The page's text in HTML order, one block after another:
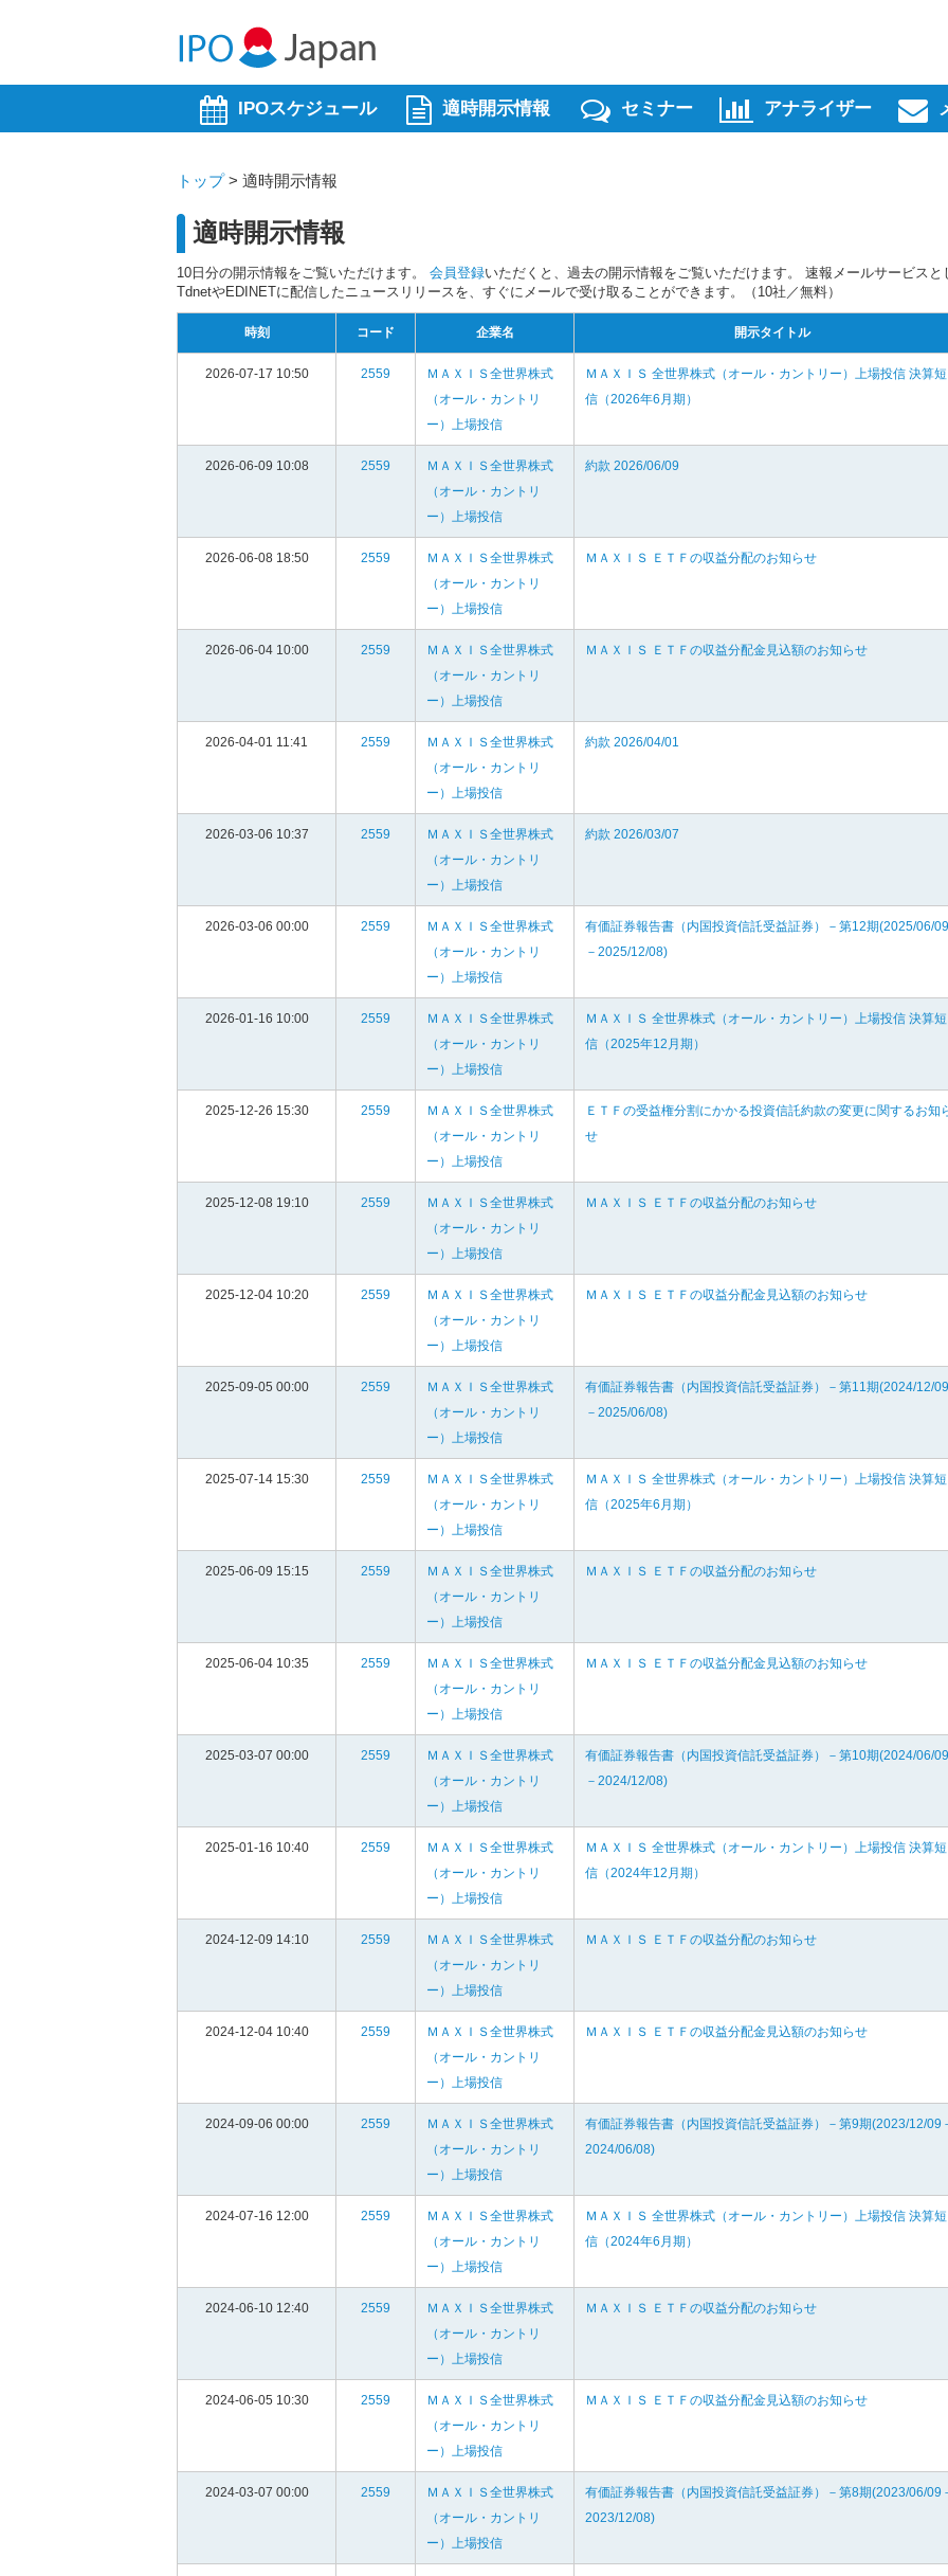
IPOスケジュール 適時開示情報 セミナー アナライザー
トップ> 適時開示情報
適時開示情報
10日分の開示情報をご覧いただけます。 会員登録いただくと、過去の開示情報をご覧いただけます。 速報メールサービスと
TdnetやEDINETに配信したニュースリリースを、すぐにメールで受け取ることができます。（10社／無料）
時刻 コード 企業名 開示タイトル
2026-07-17 10:50 2559
ＭＡＸＩＳ全世界株式
（オール・カントリ
ー）上場投信
ＭＡＸＩＳ 全世界株式（オール・カントリー）上場投信 決算短
信（2026年6月期）
2026-06-09 10:08 2559
ＭＡＸＩＳ全世界株式
（オール・カントリ
ー）上場投信
約款 2026/06/09
2026-06-08 18:50 2559
ＭＡＸＩＳ全世界株式
（オール・カントリ
ー）上場投信
ＭＡＸＩＳ ＥＴＦの収益分配のお知らせ
2026-06-04 10:00 2559
ＭＡＸＩＳ全世界株式
（オール・カントリ
ー）上場投信
ＭＡＸＩＳ ＥＴＦの収益分配金見込額のお知らせ
2026-04-01 11:41 2559
ＭＡＸＩＳ全世界株式
（オール・カントリ
ー）上場投信
約款 2026/04/01
2026-03-06 10:37 2559
ＭＡＸＩＳ全世界株式
（オール・カントリ
ー）上場投信
約款 2026/03/07
2026-03-06 00:00 2559
ＭＡＸＩＳ全世界株式
（オール・カントリ
ー）上場投信
有価証券報告書（内国投資信託受益証券）－第12期(2025/06/09
－2025/12/08)
2026-01-16 10:00 2559
ＭＡＸＩＳ全世界株式
（オール・カントリ
ー）上場投信
ＭＡＸＩＳ 全世界株式（オール・カントリー）上場投信 決算短
信（2025年12月期）
2025-12-26 15:30 2559
ＭＡＸＩＳ全世界株式
（オール・カントリ
ー）上場投信
ＥＴＦの受益権分割にかかる投資信託約款の変更に関するお知
せ
2025-12-08 19:10 2559
ＭＡＸＩＳ全世界株式
（オール・カントリ
ー）上場投信
ＭＡＸＩＳ ＥＴＦの収益分配のお知らせ
2025-12-04 10:20 2559
ＭＡＸＩＳ全世界株式
（オール・カントリ
ー）上場投信
ＭＡＸＩＳ ＥＴＦの収益分配金見込額のお知らせ
2025-09-05 00:00 2559
ＭＡＸＩＳ全世界株式
（オール・カントリ
ー）上場投信
有価証券報告書（内国投資信託受益証券）－第11期(2024/12/09
－2025/06/08)
2025-07-14 15:30 2559
ＭＡＸＩＳ全世界株式
（オール・カントリ
ー）上場投信
ＭＡＸＩＳ 全世界株式（オール・カントリー）上場投信 決算短
信（2025年6月期）
2025-06-09 15:15 2559
ＭＡＸＩＳ全世界株式
（オール・カントリ
ー）上場投信
ＭＡＸＩＳ ＥＴＦの収益分配のお知らせ
2025-06-04 10:35 2559
ＭＡＸＩＳ全世界株式
（オール・カントリ
ー）上場投信
ＭＡＸＩＳ ＥＴＦの収益分配金見込額のお知らせ
2025-03-07 00:00 2559
ＭＡＸＩＳ全世界株式
（オール・カントリ
ー）上場投信
有価証券報告書（内国投資信託受益証券）－第10期(2024/06/09
－2024/12/08)
2025-01-16 10:40 2559
ＭＡＸＩＳ全世界株式
（オール・カントリ
ー）上場投信
ＭＡＸＩＳ 全世界株式（オール・カントリー）上場投信 決算短
信（2024年12月期）
2024-12-09 14:10 2559
ＭＡＸＩＳ全世界株式
（オール・カントリ
ー）上場投信
ＭＡＸＩＳ ＥＴＦの収益分配のお知らせ
2024-12-04 10:40 2559
ＭＡＸＩＳ全世界株式
（オール・カントリ
ー）上場投信
ＭＡＸＩＳ ＥＴＦの収益分配金見込額のお知らせ
2024-09-06 00:00 2559
ＭＡＸＩＳ全世界株式
（オール・カントリ
ー）上場投信
有価証券報告書（内国投資信託受益証券）－第9期(2023/12/09
2024/06/08)
2024-07-16 12:00 2559
ＭＡＸＩＳ全世界株式
（オール・カントリ
ー）上場投信
ＭＡＸＩＳ 全世界株式（オール・カントリー）上場投信 決算短
信（2024年6月期）
2024-06-10 12:40 2559
ＭＡＸＩＳ全世界株式
（オール・カントリ
ー）上場投信
ＭＡＸＩＳ ＥＴＦの収益分配のお知らせ
2024-06-05 10:30 2559
ＭＡＸＩＳ全世界株式
（オール・カントリ
ー）上場投信
ＭＡＸＩＳ ＥＴＦの収益分配金見込額のお知らせ
2024-03-07 00:00 2559
ＭＡＸＩＳ全世界株式
（オール・カントリ
ー）上場投信
有価証券報告書（内国投資信託受益証券）－第8期(2023/06/09
2023/12/08)